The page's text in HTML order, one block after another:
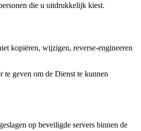
die u uitdrukkelijk kiest.
kopiëren, wijzigen, reverse-engineeren
geven om de Dienst te kunnen
op beveiligde servers binnen de